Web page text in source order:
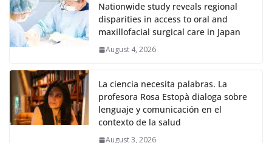
Nationwide study reveals regional
disparities in access to oral and
maxillofacial surgical care in Japan
August 4, 2026
La ciencia necesita palabras. La
profesora Rosa Estopà dialoga sobre
lenguaje y comunicación en el
contexto de la salud
August 3, 2026